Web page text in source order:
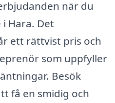
när du
Hara. Det
ett rättvist pris och
som uppfyller
Besök
få en smidig och